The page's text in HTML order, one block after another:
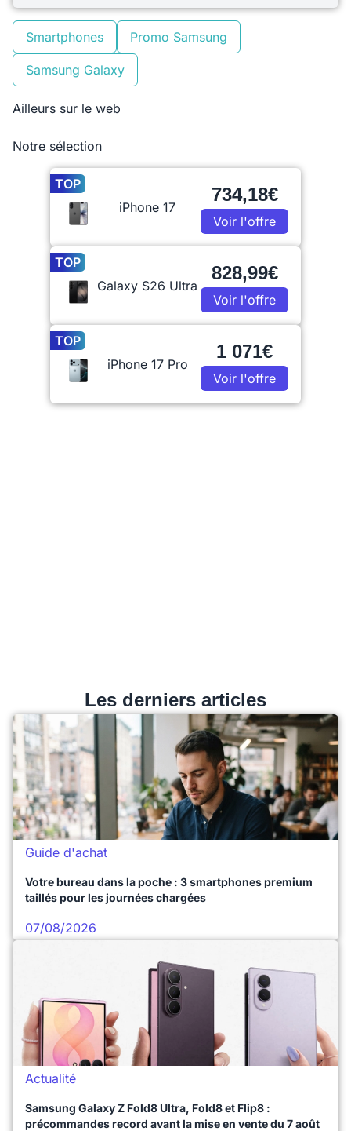
Smartphones Promo Samsung
Samsung Galaxy
Ailleurs sur le web
Notre sélection
TOP
iPhone 17
734,18€
Voir l'offre
TOP
Galaxy S26 Ultra
828,99€
Voir l'offre
TOP
iPhone 17 Pro
1 071€
Voir l'offre
Les derniers articles
Guide d'achat
Votre bureau dans la poche : 3 smartphones premium
taillés pour les journées chargées
07/08/2026
Actualité
Samsung Galaxy Z Fold8 Ultra, Fold8 et Flip8 :
précommandes record avant la mise en vente du 7 août